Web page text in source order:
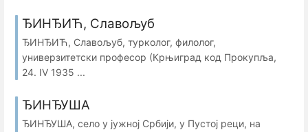
ЂИНЂИЋ, Славољуб
ЂИНЂИЋ, Славољуб, турколог, филолог,
универзитетски професор (Крњиград код Прокупља,
24. IV 1935 ...
ЂИНЂУША
ЂИНЂУША, село у јужној Србији, у Пустој реци, на